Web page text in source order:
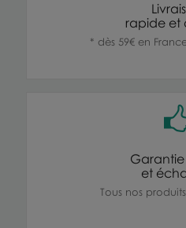
rapide et
* dès 59€ en
et
Tous nos